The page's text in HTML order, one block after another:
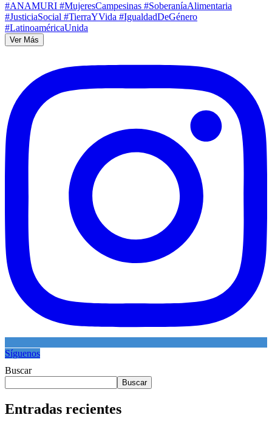
Ver Más
Síguenos
Buscar
Buscar
Entradas recientes